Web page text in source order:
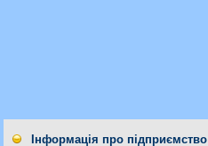
Інформація про підприємство